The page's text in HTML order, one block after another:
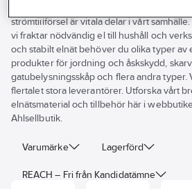
Aktuellt
strömtillförsel är vitala delar i vårt
vi fraktar nödvändig el till hushåll och
och stabilt elnät behöver du olika typer av
produkter för jordning och åskskydd,
gatubelysningsskåp och flera andra typer.
flertalet stora leverantörer. Utforska vårt
elnätsmaterial och tillbehör här i
Ahlsellbutik.
Varumärke Lagerförd
REACH – Fri från Kandidatämne